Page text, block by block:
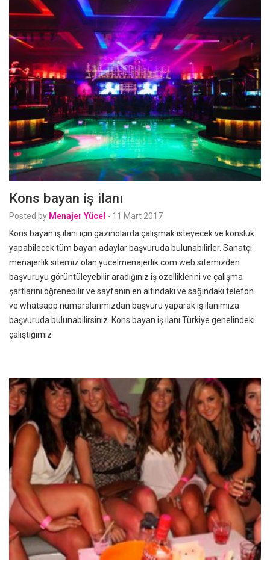
Kons bayan iş ilanı
Posted by Menajer Yücel - 11 Mart 2017
Kons bayan iş ilanı için gazinolarda çalışmak isteyecek ve konsluk
yapabilecek tüm bayan adaylar başvuruda bulunabilirler. Sanatçı
menajerlik sitemiz olan yucelmenajerlik.com web sitemizden
başvuruyu görüntüleyebilir aradığınız iş özelliklerini ve çalışma
şartlarını öğrenebilir ve sayfanın en altındaki ve sağındaki telefon
ve whatsapp numaralarımızdan başvuru yaparak iş ilanımıza
başvuruda bulunabilirsiniz. Kons bayan iş ilanı Türkiye genelindeki
çalıştığımız